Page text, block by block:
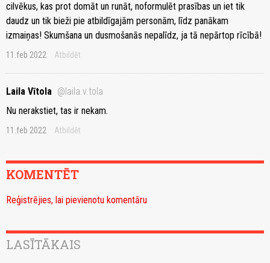
cilvēkus, kas prot domāt un runāt, noformulēt prasības un iet tik
daudz un tik bieži pie atbildīgajām personām, līdz panākam
izmaiņas! Skumšana un dusmošanās nepalīdz, ja tā nepārtop rīcībā!
11.feb 2022 Atbildēt
Laila Vītola @laila.v.tola
Nu nerakstiet, tas ir nekam.
11.feb 2022 Atbildēt
KOMENTĒT
Reģistrējies, lai pievienotu komentāru
LASĪTĀKAIS